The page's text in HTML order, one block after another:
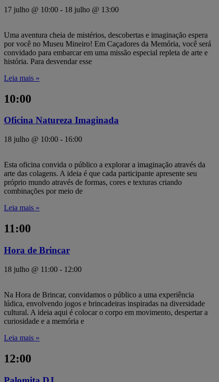
17 julho @ 10:00 - 18 julho @ 13:00
Uma aventura cheia de mistérios, descobertas e imaginação espera
por você no Museu Mineiro! Em Caçadores da Memória, você será
convidado para embarcar em uma missão especial repleta de arte e
história. Para desvendar esse
Leia mais »
10:00
Oficina Natureza Imaginada
18 julho @ 10:00 - 16:00
Esta oficina convida o público a explorar a imaginação através da
arte das colagens. A ideia é que cada participante apresente seu
próprio mundo através de formas, cores e texturas criando
combinações por meio de
Leia mais »
11:00
Hora de Brincar
18 julho @ 11:00 - 12:00
Na Hora de Brincar, convidamos o público a uma experiência
lúdica, envolvendo jogos e brincadeiras inspiradas na diversidade
cultural. A ideia aqui é colocar o corpo em movimento, despertar a
curiosidade e a memória e
Leia mais »
12:00